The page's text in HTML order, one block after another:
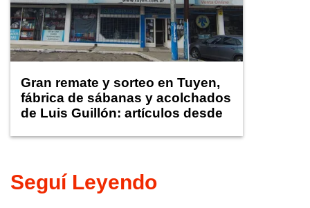
Gran remate y sorteo en Tuyen,
fábrica de sábanas y acolchados
de Luis Guillón: artículos desde
Seguí Leyendo